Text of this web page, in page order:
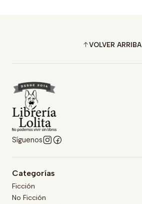
VOLVER ARRIBA
Síguenos
Categorías
Ficción
No Ficción